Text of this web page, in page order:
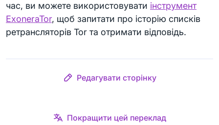
час, ви можете використовувати інструмент
ExoneraTor, щоб запитати про історію списків
ретрансляторів Tor та отримати відповідь.
Редагувати сторінку
Покращити цей переклад